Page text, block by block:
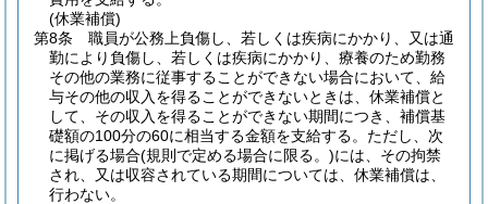
(休業補償)
第8条
職員が公務上負傷し、若しくは疾病にかかり、又は通
勤により負傷し、若しくは疾病にかかり、療養のため勤務
その他の業務に従事することができない場合において、給
与その他の収入を得ることができないときは、休業補償と
して、その収入を得ることができない期間につき、補償基
礎額の100分の60に相当する金額を支給する。 ただし、次
に掲げる場合(規則で定める場合に限る。)には、その拘禁
され、又は収容されている期間については、休業補償は、
行わない。